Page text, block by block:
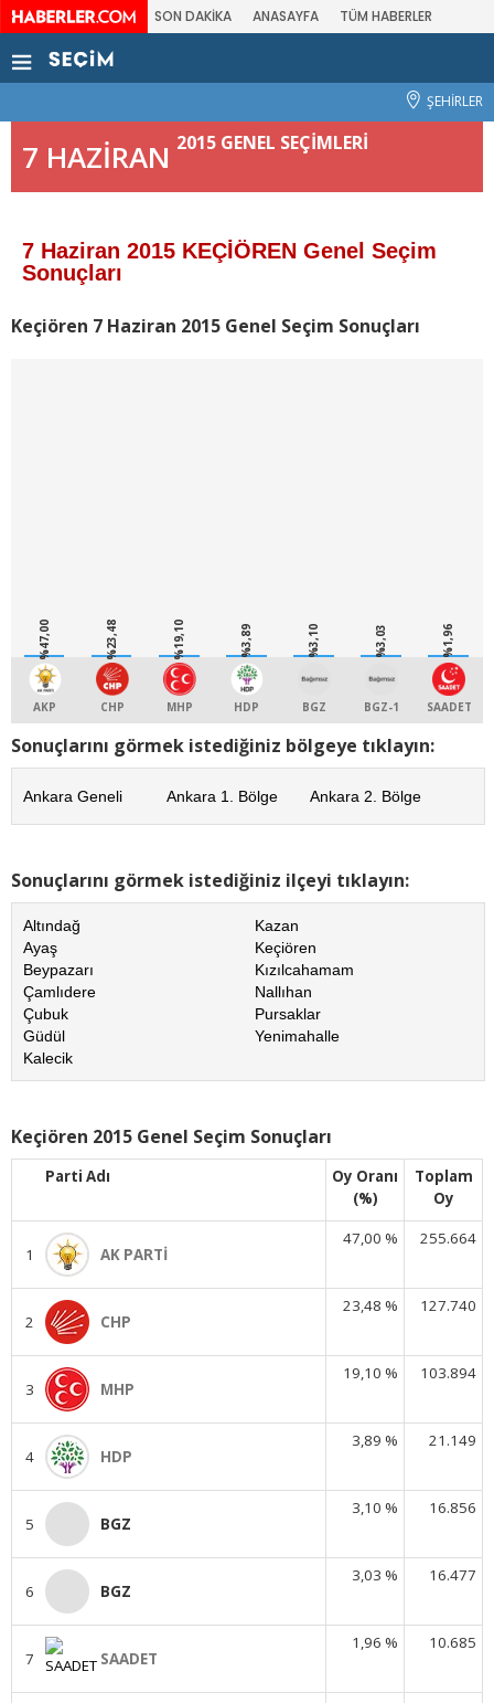
SON DAKİKA ANASAYFA TÜM HABERLER
ŞEHİRLER
7 HAZİRAN 2015 GENEL SEÇİMLERİ
7 Haziran 2015 KEÇİÖREN Genel Seçim
Sonuçları
Keçiören 7 Haziran 2015 Genel Seçim Sonuçları
%47,00
AKP
%23,48
CHP
%19,10
MHP
%3,89
HDP
%3,10
BGZ
%3,03
BGZ-1
%1,96
SAADET
Sonuçlarını görmek istediğiniz bölgeye tıklayın:
Ankara Geneli Ankara 1. Bölge Ankara 2. Bölge
Sonuçlarını görmek istediğiniz ilçeyi tıklayın:
Altındağ
Ayaş
Beypazarı
Çamlıdere
Çubuk
Güdül
Kalecik
Kazan
Keçiören
Kızılcahamam
Nallıhan
Pursaklar
Yenimahalle
Keçiören 2015 Genel Seçim Sonuçları
Parti Adı
Oy Oranı
(%)
Toplam
Oy
1 AK PARTİ
47,00 % 255.664
2 CHP
23,48 % 127.740
3 MHP
19,10 % 103.894
4 HDP
3,89 % 21.149
5 BGZ
3,10 % 16.856
6 BGZ
3,03 % 16.477
7 SAADET
1,96 % 10.685